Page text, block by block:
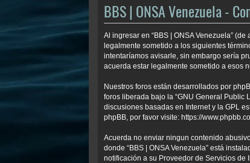
BBS | ONSA Venezuela -
Al ingresar en “BBS | ONSA Venezuela” (de
legalmente sometido a los siguientes
intentaríamos avisarle, sin embargo sería
acuerda estar legalmente sometido a esos
Nuestros foros están desarrollados por
foros liberada bajo la “GNU General Public
discusiones basadas en Internet y la GPL
phpBB, por favor visite: https://
Acuerda no enviar ningun contenido
donde “BBS | ONSA Venezuela” está
notificación a su Proveedor de Servicios de